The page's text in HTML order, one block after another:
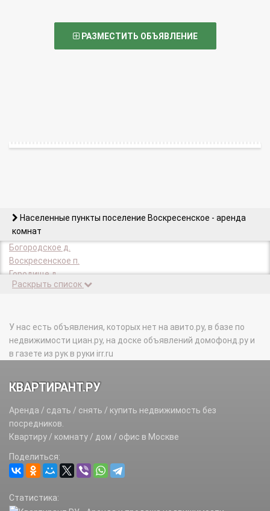
РАЗМЕСТИТЬ ОБЪЯВЛЕНИЕ
Населенные пункты поселение Воскресенское - аренда
комнат
Богородское д.
Воскресенское п.
Городище д.
Губкино д.
Каракашево д.
Князево д.
Лаптево д.
Никольское д.
подсобного хозяйства Воскресенское п.
Расторопово д.
Язово д.
Ямонтово д.
Раскрыть список
У нас есть объявления, которых нет на авито.ру, в базе по
недвижимости циан.ру, на доске объявлений домофонд.ру и
в газете из рук в руки irr.ru
КВАРТИРАНТ.РУ
Аренда / сдать / снять / купить недвижимость без
посредников.
Квартиру / комнату / дом / офис в Москве
Поделиться:
Статистика: